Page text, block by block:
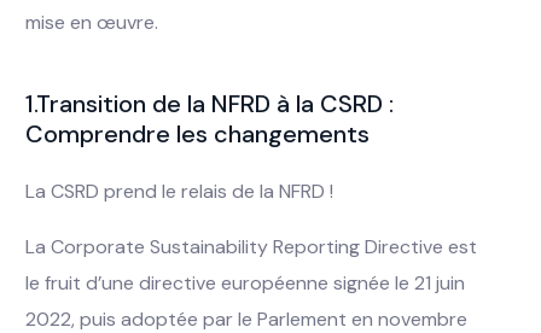
mise en œuvre.
1.Transition de la NFRD à la CSRD :
Comprendre les changements
La CSRD prend le relais de la NFRD !
La Corporate Sustainability Reporting Directive est
le fruit d’une directive européenne signée le 21 juin
2022, puis adoptée par le Parlement en novembre